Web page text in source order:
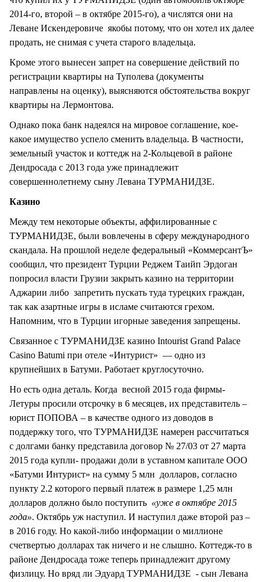
2014-го, второй – в октябре 2015-го), а числятся они на
Леване Искендеровиче якобы потому, что он хотел их далее
продать, не снимая с учета старого владельца.
Кроме этого вынесен запрет на совершение действий по
регистрации квартиры на Туполева (документы
направлены на оценку), выясняются обстоятельства вокруг
квартиры на Лермонтова.
Однако пока банк надеялся на мировое соглашение, кое-
какое имущество успело сменить владельца. В частности,
земельный участок и коттедж на 2-Кольцевой в районе
Дендросада с 2013 года уже принадлежит
совершеннолетнему сыну Левана ТУРМАНИДЗЕ.
Казино
Между тем некоторые объекты, аффилированные с
ТУРМАНИДЗЕ, были вовлечены в сферу международного
скандала. На прошлой неделе федеральный «КоммерсантЪ»
сообщил, что президент Турции Реджем Таийп Эрдоган
попросил власти Грузии закрыть казино на территории
Аджарии либо запретить пускать туда турецких граждан,
так как азартные игры в исламе считаются грехом.
Напомним, что в Турции игорные заведения запрещены.
Связанное с ТУРМАНИДЗЕ казино Intourist Grand Palace
Casino Batumi при отеле «Интурист» — одно из
крупнейших в Батуми. Работает круглосуточно.
Но есть одна деталь. Когда весной 2015 года фирмы-
Летуры просили отсрочку в 6 месяцев, их представитель –
юрист ПОПОВА – в качестве одного из доводов в
поддержку того, что ТУРМАНИДЗЕ намерен рассчитаться
с долгами банку представила договор № 27/03 от 27 марта
2015 года купли- продажи доли в уставном капитале ООО
«Батуми Интурист» на сумму 5 млн долларов, согласно
пункту 2.2 которого первый платеж в размере 1,25 млн
долларов должно было поступить «уже в октябре 2015
года». Октябрь уж наступил. И наступил даже второй раз –
в 2016 году. Но какой-либо информации о миллионе
счетвертью долларах так ничего и не слышно. Коттедж-то в
районе Дендросада тоже теперь принадлежит другому
физлицу. Но вряд ли Эдуард ТУРМАНИДЗЕ - сын Левана